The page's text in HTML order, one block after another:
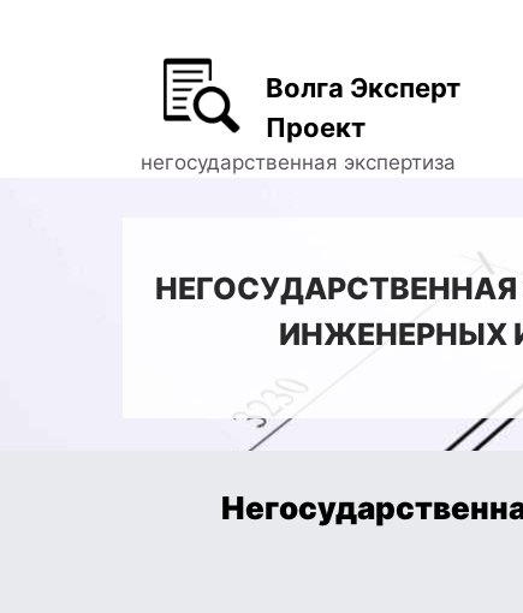
Волга Эксперт
Проект
негосударственная экспертиза
ИНЖЕНЕРНЫХ